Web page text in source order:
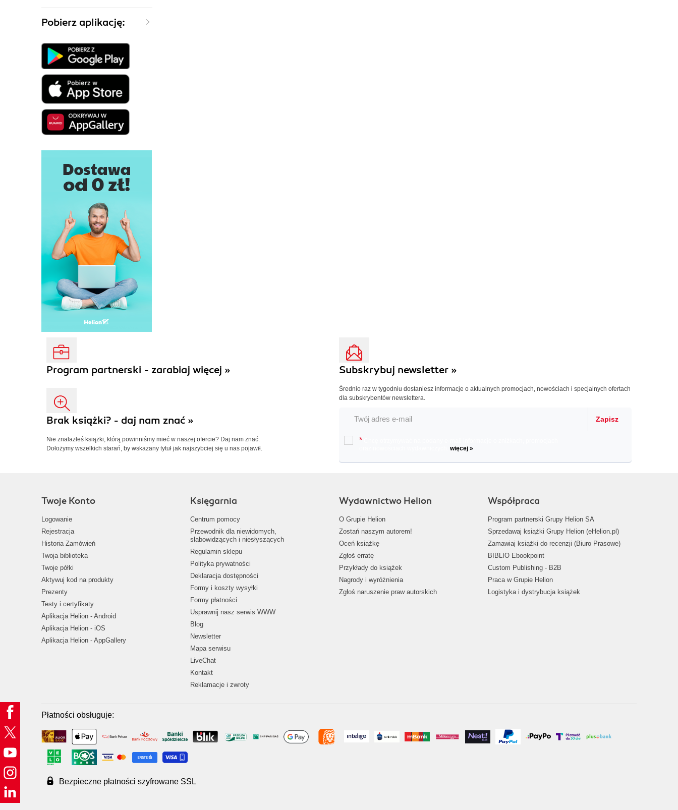
Pobierz aplikację:
Program partnerski - zarabiaj więcej »
Brak książki? - daj nam znać »
Nie znalazłeś książki, którą powinniśmy mieć w naszej ofercie? Daj nam znać.
Dołożymy wszelkich starań, by wskazany tytuł jak najszybciej się u nas pojawił.
Subskrybuj newsletter »
Średnio raz w tygodniu dostaniesz informacje o aktualnych promocjach, nowościach i specjalnych ofertach
dla subskrybentów newslettera.
Zapisz
*
więcej »
Twoje Konto
Logowanie
Rejestracja
Historia Zamówień
Twoja biblioteka
Twoje półki
Aktywuj kod na produkty
Prezenty
Testy i certyfikaty
Aplikacja Helion - Android
Aplikacja Helion - iOS
Aplikacja Helion - AppGallery
Księgarnia
Centrum pomocy
Przewodnik dla niewidomych,
słabowidzących i niesłyszących
Regulamin sklepu
Polityka prywatności
Deklaracja dostępności
Formy i koszty wysyłki
Formy płatności
Usprawnij nasz serwis WWW
Blog
Newsletter
Mapa serwisu
LiveChat
Kontakt
Reklamacje i zwroty
Wydawnictwo Helion
O Grupie Helion
Zostań naszym autorem!
Oceń książkę
Zgłoś erratę
Przykłady do książek
Nagrody i wyróżnienia
Zgłoś naruszenie praw autorskich
Współpraca
Program partnerski Grupy Helion SA
Sprzedawaj książki Grupy Helion (eHelion.pl)
Zamawiaj książki do recenzji (Biuro Prasowe)
BIBLIO Ebookpoint
Custom Publishing - B2B
Praca w Grupie Helion
Logistyka i dystrybucja książek
Płatności obsługuje:
Bezpieczne płatności szyfrowane SSL